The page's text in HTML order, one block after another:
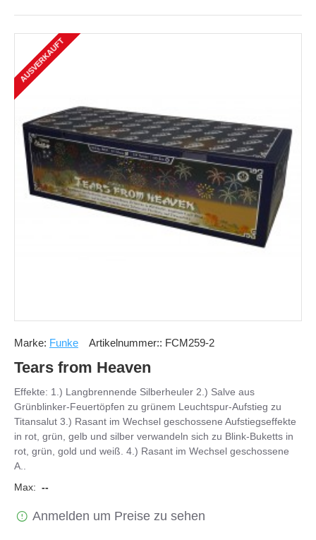
AUSVERKAUFT
Marke: Funke Artikelnummer:: FCM259-2
Tears from Heaven
Effekte: 1.) Langbrennende Silberheuler 2.) Salve aus
Grünblinker-Feuertöpfen zu grünem Leuchtspur-Aufstieg zu
Titansalut 3.) Rasant im Wechsel geschossene Aufstiegseffekte
in rot, grün, gelb und silber verwandeln sich zu Blink-Buketts in
rot, grün, gold und weiß. 4.) Rasant im Wechsel geschossene
A..
Max: --
Anmelden um Preise zu sehen